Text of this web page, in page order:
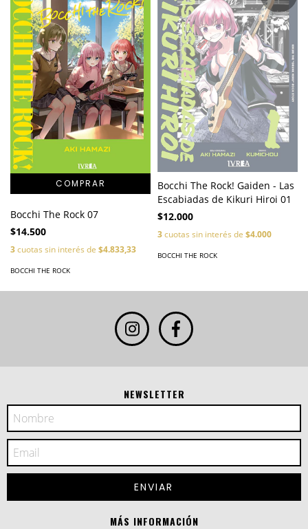
Bocchi The Rock 07
$14.500
3cuotas sin interés de $4.833,33
BOCCHI THE ROCK
Bocchi The Rock! Gaiden - Las
Escabiadas de Kikuri Hiroi 01
$12.000
3cuotas sin interés de $4.000
BOCCHI THE ROCK
NEWSLETTER
MÁS INFORMACIÓN